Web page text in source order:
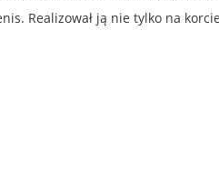
Realizował ją nie tylko na